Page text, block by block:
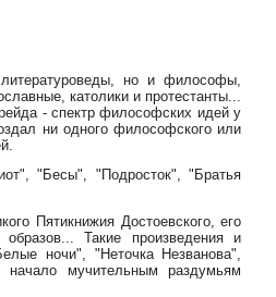
но и философы,
католики и протестанты...
- спектр философских идей у
ни одного философского или
"Бесы", "Подросток", "Братья
Пятикнижия Достоевского, его
Такие произведения и
ночи", "Неточка Незванова",
мучительным раздумьям